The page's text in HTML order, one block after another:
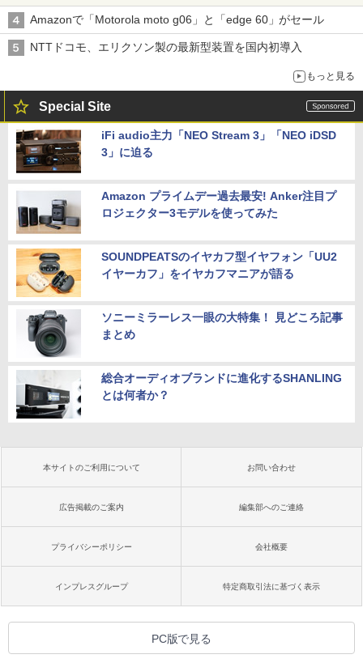
Amazonで「Motorola moto g06」と「edge 60」がセール
NTTドコモ、エリクソン製の最新型装置を国内初導入
もっと見る
Special Site
iFi audio主力「NEO Stream 3」「NEO iDSD
3」に迫る
Amazon プライムデー過去最安! Anker注目プ
ロジェクター3モデルを使ってみた
SOUNDPEATSのイヤカフ型イヤフォン「UU2
イヤーカフ」をイヤカフマニアが語る
ソニーミラーレス一眼の大特集！ 見どころ記事
まとめ
総合オーディオブランドに進化するSHANLING
とは何者か？
本サイトのご利用について お問い合わせ
広告掲載のご案内 編集部へのご連絡
プライバシーポリシー 会社概要
インプレスグループ 特定商取引法に基づく表示
PC版で見る